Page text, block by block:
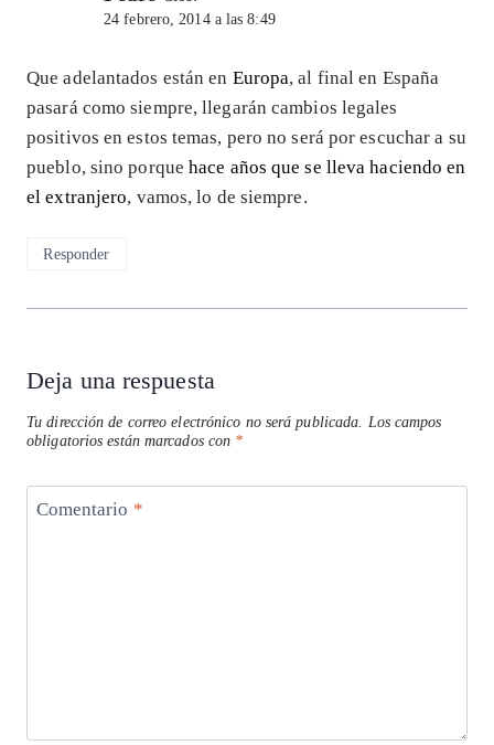
24 febrero, 2014 a las 8:49
Que adelantados están en Europa, al final en España
pasará como siempre, llegarán cambios legales
positivos en estos temas, pero no será por escuchar a su
pueblo, sino porquehace años que se lleva haciendo en
el extranjero, vamos, lo de siempre.
Responder
Deja una respuesta
Tu dirección de correo electrónico no será publicada.
Los campos
obligatorios están marcados con *
Comentario *